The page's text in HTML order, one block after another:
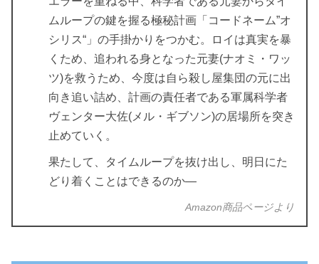
ムループの鍵を握る極秘計画「コードネーム”オ
シリス“」の手掛かりをつかむ。ロイは真実を暴
くため、追われる身となった元妻(ナオミ・ワッ
ツ)を救うため、今度は自ら殺し屋集団の元に出
向き追い詰め、計画の責任者である軍属科学者
ヴェンター大佐(メル・ギブソン)の居場所を突き
止めていく。
果たして、タイムループを抜け出し、明日にた
どり着くことはできるのか―
Amazon商品ページより